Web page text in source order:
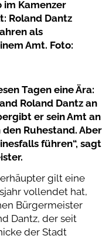
im Kamenzer
Roland Dantz
als
Amt. Foto:
Tagen eine Ära:
Roland Dantz an
er sein Amt an
Ruhestand. Aber
führen“, sagt
gilt eine
vollendet hat,
Bürgermeister
Dantz, der seit
der Stadt